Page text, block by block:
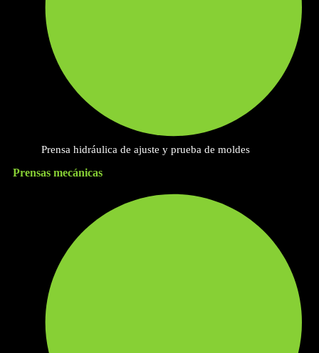
Prensa hidráulica de ajuste y prueba de moldes
Prensas mecánicas